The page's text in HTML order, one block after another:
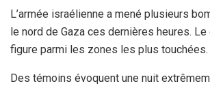
L’armée israélienne a mené plusieurs
le nord de Gaza ces dernières heures. Le
figure parmi les zones les plus touchées.
Des témoins évoquent une nuit